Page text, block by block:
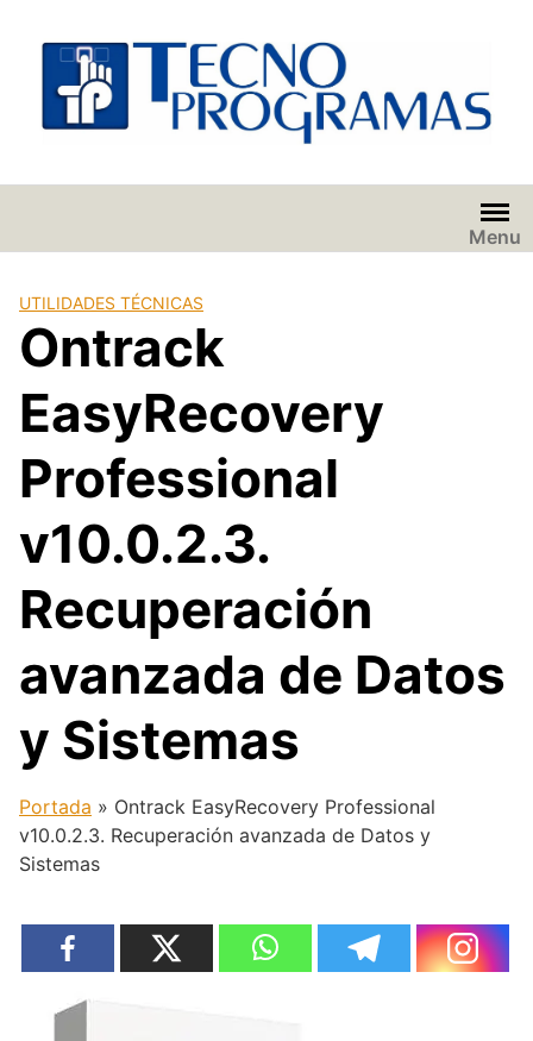
contenido
Menu
UTILIDADES TÉCNICAS
Ontrack
EasyRecovery
Professional
v10.0.2.3.
Recuperación
avanzada de Datos
y Sistemas
Portada » Ontrack EasyRecovery Professional
v10.0.2.3. Recuperación avanzada de Datos y
Sistemas